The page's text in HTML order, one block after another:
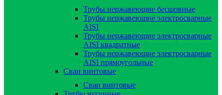
Трубы нержавеющие бесшовные
Трубы нержавеющие электросварные
AISI
Трубы нержавеющие электросварные
AISI квадратные
Трубы нержавеющие электросварные
AISI прямоугольные
Сваи винтовые
Сваи винтовые